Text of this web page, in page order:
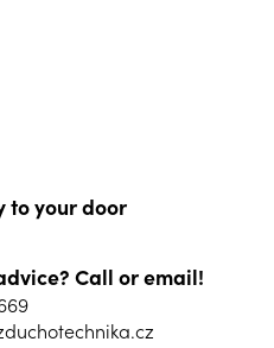
to your door
Call or email!